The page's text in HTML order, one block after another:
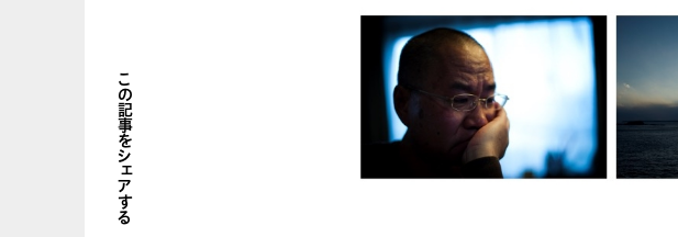
この記事をシェアする